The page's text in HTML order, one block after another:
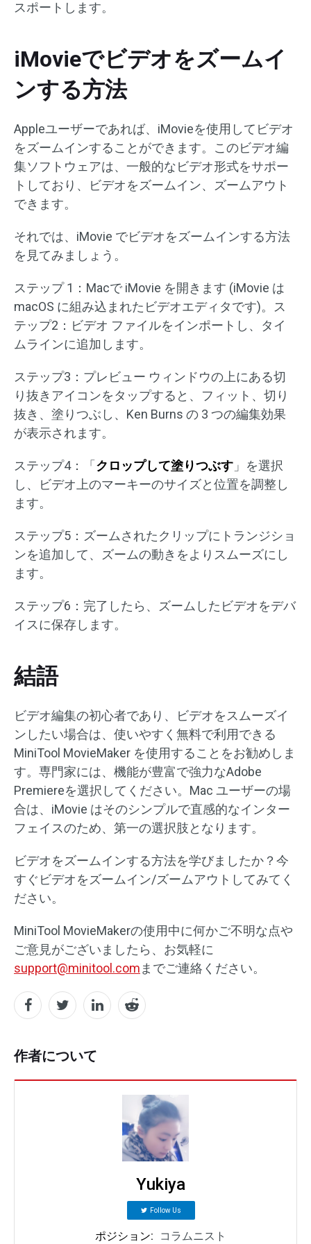
スポートします。
iMovieでビデオをズームイ
ンする方法
Appleユーザーであれば、iMovieを使用してビデオ
をズームインすることができます。このビデオ編
集ソフトウェアは、一般的なビデオ形式をサポー
トしており、ビデオをズームイン、ズームアウト
できます。
それでは、iMovie でビデオをズームインする方法
を見てみましょう。
ステップ 1：Macで iMovie を開きます (iMovie は
macOS に組み込まれたビデオエディタです)。ス
テップ2：ビデオ ファイルをインポートし、タイ
ムラインに追加します。
ステップ3：プレビュー ウィンドウの上にある切
り抜きアイコンをタップすると、フィット、切り
抜き、塗りつぶし、Ken Burns の 3 つの編集効果
が表示されます。
ステップ4：「 クロップして塗りつぶす 」を選択
し、ビデオ上のマーキーのサイズと位置を調整し
ます。
ステップ5：ズームされたクリップにトランジショ
ンを追加して、ズームの動きをよりスムーズにし
ます。
ステップ6：完了したら、ズームしたビデオをデバ
イスに保存します。
結語
ビデオ編集の初心者であり、ビデオをスムーズイ
ンしたい場合は、使いやすく無料で利用できる
MiniTool MovieMaker を使用することをお勧めしま
す。専門家には、機能が豊富で強力なAdobe
Premiereを選択してください。Mac ユーザーの場
合は、iMovie はそのシンプルで直感的なインター
フェイスのため、第一の選択肢となります。
ビデオをズームインする方法を学びましたか？今
すぐビデオをズームイン/ズームアウトしてみてく
ださい。
MiniTool MovieMakerの使用中に何かご不明な点や
ご意見がございましたら、お気軽に
support@minitool.com までご連絡ください。
作者について
Yukiya
Follow Us
ポジション:
コラムニスト